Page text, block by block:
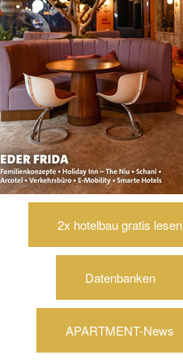
2x hotelbau gratis lesen
Datenbanken
APARTMENT-News